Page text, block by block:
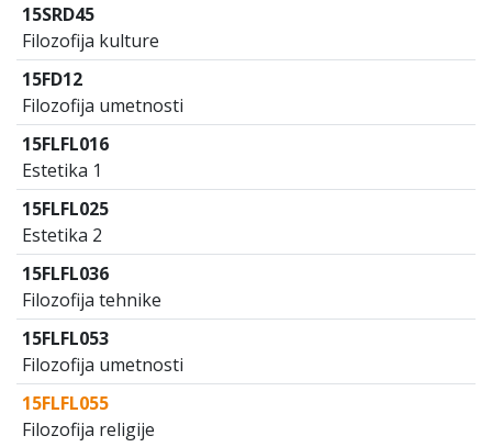
15SRD45
Filozofija kulture
15FD12
Filozofija umetnosti
15FLFL016
Estetika 1
15FLFL025
Estetika 2
15FLFL036
Filozofija tehnike
15FLFL053
Filozofija umetnosti
15FLFL055
Filozofija religije